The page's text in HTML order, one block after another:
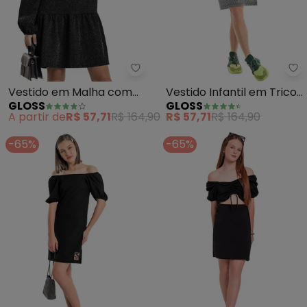
Gloss - Vestido em Malha com
Vestido em Malha com
Lurex Juvenil (Preto)
GLOSS
A partir deR$ 57,71R$ 164,90
Vestido Infantil em Tricot
(Preto)
GLOSS
R$ 57,71R$ 164,90
-65%
-65%